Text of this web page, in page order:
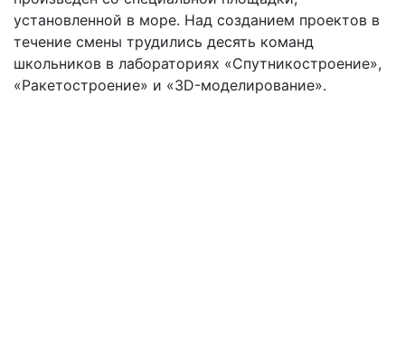
установленной в море. Над созданием проектов в
течение смены трудились десять команд
школьников в лабораториях «Спутникостроение»,
«Ракетостроение» и «3D-моделирование».